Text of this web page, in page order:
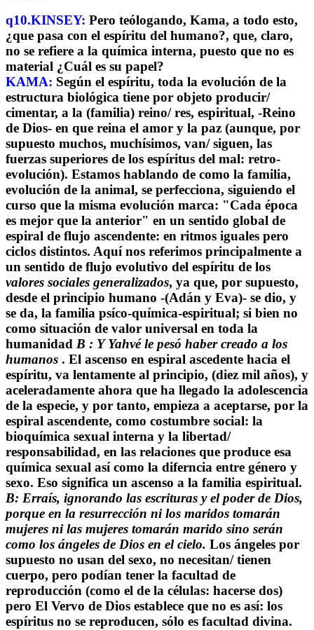
q10.KINSEY: Pero teólogando, Kama, a todo esto,
¿que pasa con el espíritu del humano?, que, claro,
no se refiere a la química interna, puesto que no es
material ¿Cuál es su papel?
KAMA: Según el espíritu, toda la evolución de la
estructura biológica tiene por objeto producir/
cimentar, a la (familia) reino/ res, espiritual, -Reino
de Dios- en que reina el amor y la paz (aunque, por
supuesto muchos, muchísimos, van/ siguen, las
fuerzas superiores de los espíritus del mal: retro-
evolución). Estamos hablando de como la familia,
evolución de la animal, se perfecciona, siguiendo el
curso que la misma evolución marca: "Cada época
es mejor que la anterior" en un sentido global de
espiral de flujo ascendente: en ritmos iguales pero
ciclos distintos. Aquí nos referimos principalmente a
un sentido de flujo evolutivo del espíritu de los
valores sociales generalizados, ya que, por supuesto,
desde el principio humano -(Adán y Eva)- se dio, y
se da, la familia psíco-química-espiritual; si bien no
como situación de valor universal en toda la
humanidad B : Y Yahvé le pesó haber creado a los
humanos . El ascenso en espiral ascedente hacia el
espíritu, va lentamente al principio, (diez mil años), y
aceleradamente ahora que ha llegado la adolescencia
de la especie, y por tanto, empieza a aceptarse, por la
espiral ascendente, como costumbre social: la
bioquímica sexual interna y la libertad/
responsabilidad, en las relaciones que produce esa
química sexual así como la diferncia entre género y
sexo. Eso significa un ascenso a la familia espiritual.
B: Erraís, ignorando las escrituras y el poder de Dios,
porque en la resurrección ni los maridos tomarán
mujeres ni las mujeres tomarán marido sino serán
como los ángeles de Dios en el cielo. Los ángeles por
supuesto no usan del sexo, no necesitan/ tienen
cuerpo, pero podían tener la facultad de
reproducción (como el de la células: hacerse dos)
pero El Vervo de Dios establece que no es así: los
espíritus no se reproducen, sólo es facultad divina.